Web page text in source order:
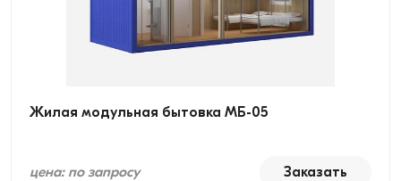
Жилая модульная бытовка МБ-05
цена: по запросу Заказать